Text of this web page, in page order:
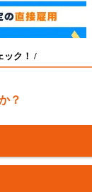
ック！ /
？